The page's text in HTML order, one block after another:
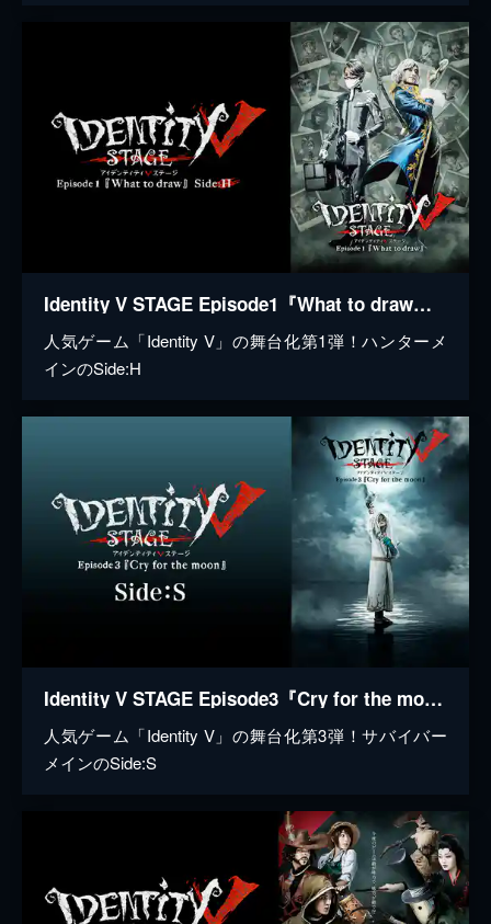
Identity V STAGE Episode1『What to draw』Side:H
人気ゲーム「Identity V」の舞台化第1弾！ハンターメ
インのSide:H
Identity V STAGE Episode3『Cry for the moon』Side:S
人気ゲーム「Identity V」の舞台化第3弾！サバイバー
メインのSide:S